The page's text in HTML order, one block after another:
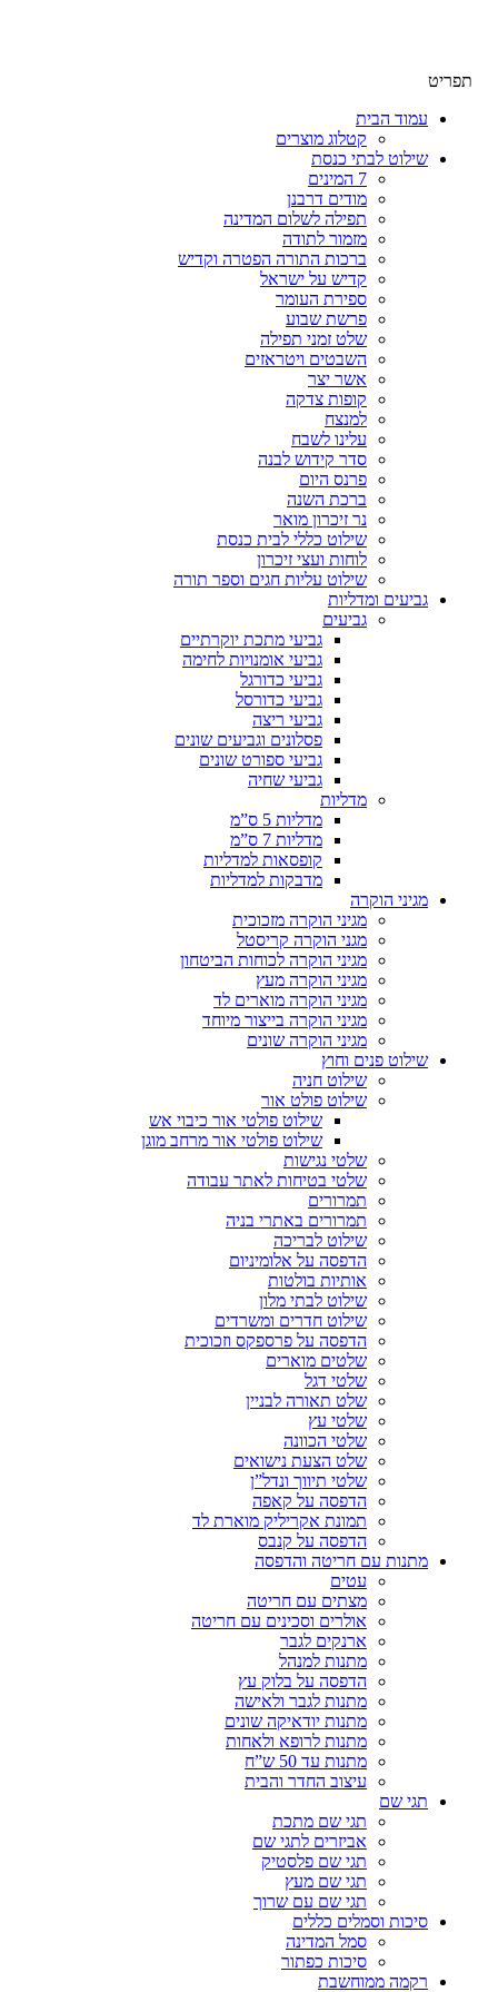
תפריט
עמוד הבית
קטלוג מוצרים
שילוט לבתי כנסת
7 המינים
מודים דרבנן
תפילה לשלום המדינה
מזמור לתודה
ברכות התורה הפטרה וקדיש
קדיש על ישראל
ספירת העומר
פרשת שבוע
שלט זמני תפילה
השבטים ויטראזים
אשר יצר
קופות צדקה
למנצח
עלינו לשבח
סדר קידוש לבנה
פרנס היום
ברכת השנה
נר זיכרון מואר
שילוט כללי לבית כנסת
לוחות ועצי זיכרון
שילוט עליות חגים וספר תורה
גביעים ומדליות
גביעים
גביעי מתכת יוקרתיים
גביעי אומנויות לחימה
גביעי כדורגל
גביעי כדורסל
גביעי ריצה
פסלונים וגביעים שונים
גביעי ספורט שונים
גביעי שחיה
מדליות
מדליות 5 ס”מ
מדליות 7 ס”מ
קופסאות למדליות
מדבקות למדליות
מגיני הוקרה
מגיני הוקרה מזכוכית
מגני הוקרה קריסטל
מגיני הוקרה לכוחות הביטחון
מגיני הוקרה מעץ
מגיני הוקרה מוארים לד
מגיני הוקרה בייצור מיוחד
מגיני הוקרה שונים
שילוט פנים וחוץ
שילוט חניה
שילוט פולט אור
שילוט פולטי אור כיבוי אש
שילוט פולטי אור מרחב מוגן
שלטי נגישות
שלטי בטיחות לאתר עבודה
תמרורים
תמרורים באתרי בניה
שילוט לבריכה
הדפסה על אלומיניום
אותיות בולטות
שילוט לבתי מלון
שילוט חדרים ומשרדים
הדפסה על פרספקס וזכוכית
שלטים מוארים
שלטי דגל
שלט תאורה לבניין
שלטי עץ
שלטי הכוונה
שלט הצעת נישואים
שלטי תיווך ונדל”ן
הדפסה על קאפה
תמונת אקריליק מוארת לד
הדפסה על קנבס
מתנות עם חריטה והדפסה
עטים
מצתים עם חריטה
אולרים וסכינים עם חריטה
ארנקים לגבר
מתנות למנהל
הדפסה על בלוק עץ
מתנות לגבר ולאישה
מתנות יודאיקה שונים
מתנות לרופא ולאחות
מתנות עד 50 ש”ח
עיצוב החדר והבית
תגי שם
תגי שם מתכת
אביזרים לתגי שם
תגי שם פלסטיק
תגי שם מעץ
תגי שם עם שרוך
סיכות וסמלים כללים
סמל המדינה
סיכות כפתור
רקמה ממוחשבת